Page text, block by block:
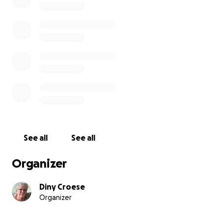
See all See all
Organizer
Diny Croese
Organizer